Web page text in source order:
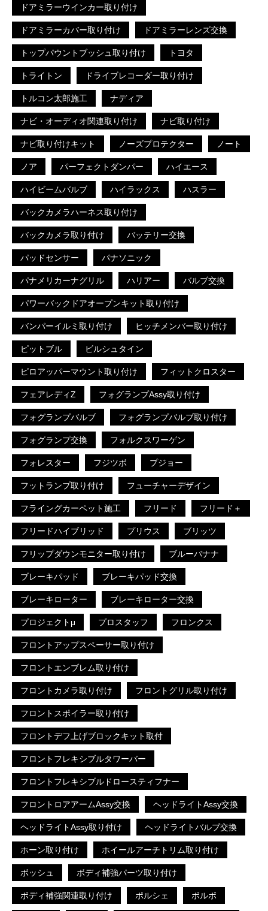
ドアミラーウインカー取り付け
ドアミラーカバー取り付け ドアミラーレンズ交換
トップパウントブッシュ取り付け トヨタ
トライトン ドライブレコーダー取り付け
トルコン太郎施工 ナディア
ナビ・オーディオ関連取り付け ナビ取り付け
ナビ取り付けキット ノーズプロテクター ノート
ノア パーフェクトダンパー ハイエース
ハイビームバルブ ハイラックス ハスラー
バックカメラハーネス取り付け
バックカメラ取り付け バッテリー交換
パッドセンサー パナソニック
パナメリカーナグリル ハリアー バルブ交換
パワーバックドアオープンキット取り付け
バンパーイルミ取り付け ヒッチメンバー取り付け
ピットブル ビルシュタイン
ピロアッパーマウント取り付け フィットクロスター
フェアレディZ フォグランプAssy取り付け
フォグランプバルブ フォグランプバルブ取り付け
フォグランプ交換 フォルクスワーゲン
フォレスター フジツボ プジョー
フットランプ取り付け フューチャーデザイン
フライングカーペット施工 フリード フリード＋
フリードハイブリッド プリウス ブリッツ
フリップダウンモニター取り付け ブルーバナナ
ブレーキパッド ブレーキパッド交換
ブレーキローター ブレーキローター交換
プロジェクトμ プロスタッフ フロンクス
フロントアップスペーサー取り付け
フロントエンブレム取り付け
フロントカメラ取り付け フロントグリル取り付け
フロントスポイラー取り付け
フロントデフ上げブロックキット取付
フロントフレキシブルタワーバー
フロントフレキシブルドロースティフナー
フロントロアアームAssy交換 ヘッドライトAssy交換
ヘッドライトAssy取り付け ヘッドライトバルブ交換
ホーン取り付け ホイールアーチトリム取り付け
ボッシュ ボディ補強パーツ取り付け
ボディ補強関連取り付け ポルシェ ボルボ